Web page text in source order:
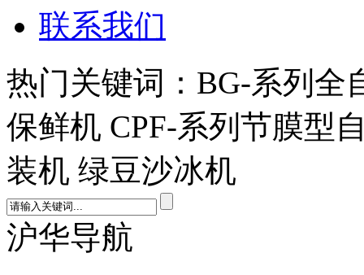
联系我们
热门关键词：BG-系列全
保鲜机 CPF-系列节膜型
装机 绿豆沙冰机
沪华导航